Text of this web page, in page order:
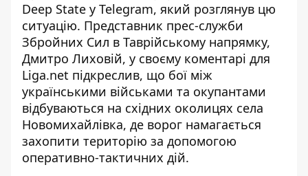
Deep State у Telegram, який розглянув цю
ситуацію. Представник прес-служби
Збройних Сил в Таврійському напрямку,
Дмитро Лиховій, у своєму коментарі для
Liga.net підкреслив, що бої між
українськими військами та окупантами
відбуваються на східних околицях села
Новомихайлівка, де ворог намагається
захопити територію за допомогою
оперативно-тактичних дій.